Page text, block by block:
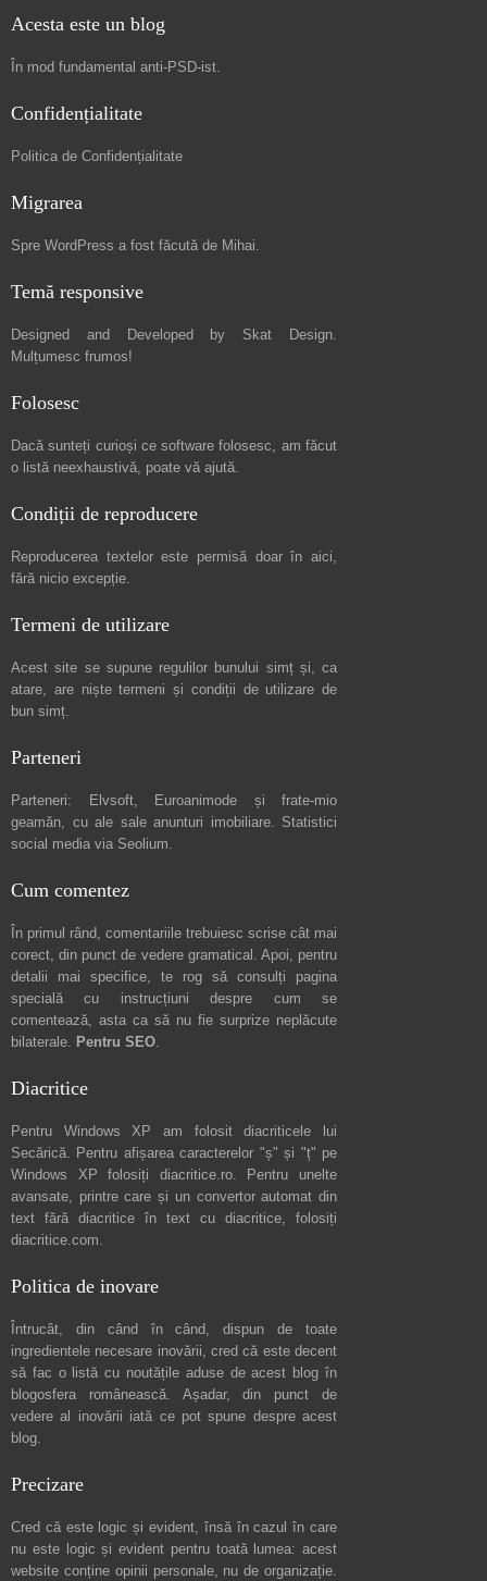
Acesta este un blog
În mod fundamental anti-PSD-ist.
Confidențialitate
Politica de Confidențialitate
Migrarea
Spre WordPress a fost făcută de Mihai.
Temă responsive
Designed and Developed by Skat Design.
Mulțumesc frumos!
Folosesc
Dacă sunteți curioși ce software folosesc, am făcut
o listă neexhaustivă, poate vă ajută.
Condiții de reproducere
Reproducerea textelor este permisă doar în aici,
fără nicio excepție.
Termeni de utilizare
Acest site se supune regulilor bunului simț și, ca
atare, are niștetermeni și condiții de utilizare de
bun simț.
Parteneri
Parteneri: Elvsoft, Euroanimode și frate-mio
geamăn, cu ale sale anunturi imobiliare. Statistici
social media via Seolium.
Cum comentez
În primul rând, comentariile trebuiesc scrise cât mai
corect, din punct de vedere gramatical. Apoi, pentru
detalii mai specifice, te rog să consulți pagina
specială cu instrucțiuni despre cum se
comentează, asta ca să nu fie surprize neplăcute
bilaterale. Pentru SEO.
Diacritice
Pentru Windows XP am folosit diacriticele lui
Secărică. Pentru afișarea caracterelor "ș" și "ț" pe
Windows XP folosiți diacritice.ro. Pentru unelte
avansate, printre care și un convertor automat din
text fără diacritice în text cu diacritice, folosiți
diacritice.com.
Politica de inovare
Întrucât, din când în când, dispun de toate
ingredientele necesare inovării, cred că este decent
să fac o listă cu noutățile aduse de acest blog în
blogosfera românească. Așadar, din punct de
vedere al inovării iată ce pot spune despre acest
blog.
Precizare
Cred că este logic și evident, însă în cazul în care
nu este logic și evident pentru toată lumea: acest
website conține opinii personale, nu de organizație.